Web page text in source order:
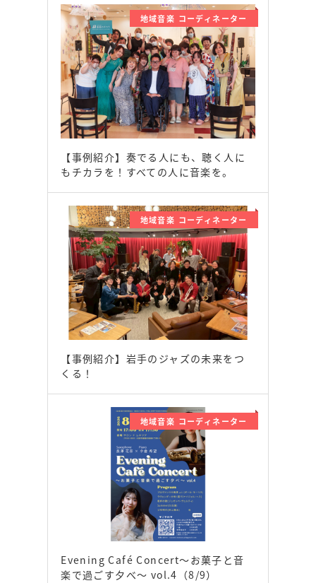
地域音楽 コーディネーター
【事例紹介】奏でる人にも、聴く人に
もチカラを！すべての人に音楽を。
地域音楽 コーディネーター
【事例紹介】岩手のジャズの未来をつ
くる！
地域音楽 コーディネーター
Evening Café Concert〜お菓子と音
楽で過ごす夕べ〜 vol.4（8/9）